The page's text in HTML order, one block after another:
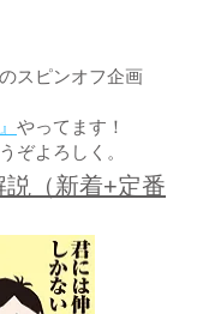
のスピンオフ企画
やってます！
ぞよろしく。
（新着+定番